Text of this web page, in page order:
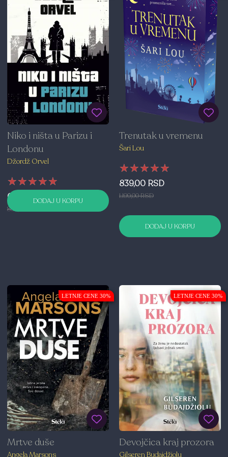
Niko i ništa u Parizu i
Londonu
Džordž Orvel
★★★★★
★★★★★
★★★★★
629,00 RSD
899,00 RSD
DODAJ U KORPU
Trenutak u vremenu
Šari Lou
★★★★★
★★★★★
★★★★★
839,00 RSD
1.199,00 RSD
DODAJ U KORPU
LETNJE CENE 30%
Mrtve duše
Angela Marsons
LETNJE CENE 30%
Devojčica kraj prozora
Gilseren Budajdžiolu